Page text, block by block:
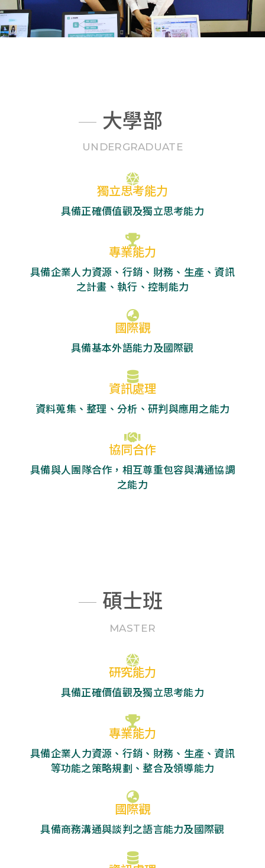
大學部
UNDERGRADUATE
獨立思考能力
具備正確價值觀及獨立思考能力
專業能力
具備企業人力資源、行銷、財務、生產、資訊
之計畫、執行、控制能力
國際觀
具備基本外語能力及國際觀
資訊處理
資料蒐集、整理、分析、研判與應用之能力
協同合作
具備與人團隊合作，相互尊重包容與溝通協調
之能力
碩士班
MASTER
研究能力
具備正確價值觀及獨立思考能力
專業能力
具備企業人力資源、行銷、財務、生產、資訊
等功能之策略規劃、整合及領導能力
國際觀
具備商務溝通與談判之語言能力及國際觀